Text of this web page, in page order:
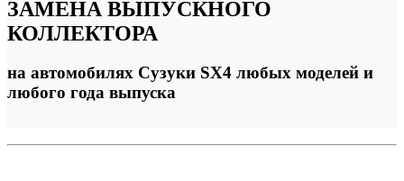
ЗАМЕНА ВЫПУСКНОГО
КОЛЛЕКТОРА
на автомобилях Сузуки SX4 любых моделей и
любого года выпуска